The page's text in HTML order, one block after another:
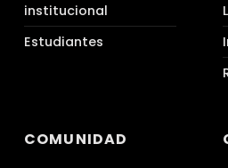
institucional
Estudiantes
COMUNIDAD